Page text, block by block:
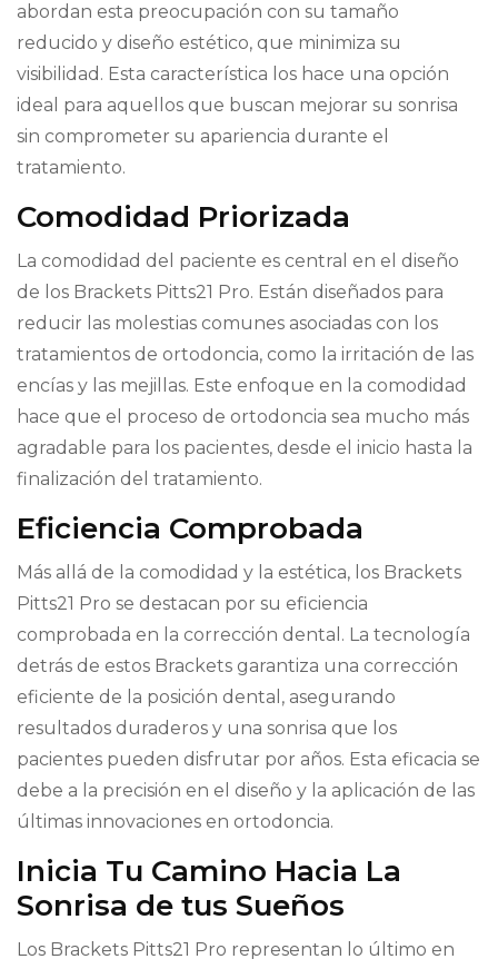
abordan esta preocupación con su tamaño
reducido y diseño estético, que minimiza su
visibilidad. Esta característica los hace una opción
ideal para aquellos que buscan mejorar su sonrisa
sin comprometer su apariencia durante el
tratamiento.
Comodidad Priorizada
La comodidad del paciente es central en el diseño
de los Brackets Pitts21 Pro. Están diseñados para
reducir las molestias comunes asociadas con los
tratamientos de ortodoncia, como la irritación de las
encías y las mejillas. Este enfoque en la comodidad
hace que el proceso de ortodoncia sea mucho más
agradable para los pacientes, desde el inicio hasta la
finalización del tratamiento.
Eficiencia Comprobada
Más allá de la comodidad y la estética, los Brackets
Pitts21 Pro se destacan por su eficiencia
comprobada en la corrección dental. La tecnología
detrás de estos Brackets garantiza una corrección
eficiente de la posición dental, asegurando
resultados duraderos y una sonrisa que los
pacientes pueden disfrutar por años. Esta eficacia se
debe a la precisión en el diseño y la aplicación de las
últimas innovaciones en ortodoncia.
Inicia Tu Camino Hacia La
Sonrisa de tus Sueños
Los Brackets Pitts21 Pro representan lo último en